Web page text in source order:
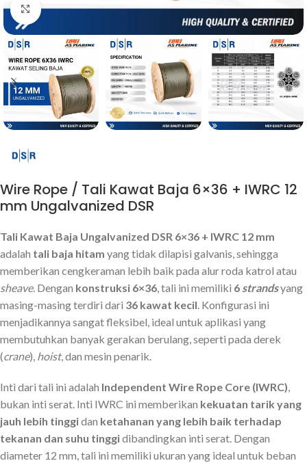
Click to enlarge
Wire Rope / Tali Kawat Baja 6×36 + IWRC 12
mm Ungalvanized DSR
Tali Kawat Baja Ungalvanized DSR 6×36 + IWRC 12 mm
adalah tali baja hitam yang tidak dilapisi galvanis, sehingga
memberikan cengkeraman lebih baik pada alur roda katrol atau
sheave. Dengan konstruksi 6×36, tali ini memiliki 6 strandsyang
masing-masing terdiri dari 36 kawat kecil. Konfigurasi ini
menjadikannya sangat fleksibel, ideal untuk aplikasi yang
membutuhkan banyak gerakan berulang, seperti pada derek
(crane), hoist, dan mesin penarik.
Inti dari tali ini adalah Independent Wire Rope Core (IWRC),
bukan inti serat. Inti IWRC ini memberikan kekuatan tarik yang
jauh lebih tinggidan ketahanan yang lebih baik terhadap
tekanan dan suhu tinggidibandingkan inti serat. Dengan
diameter 12 mm, tali ini memiliki ukuran yang ideal untuk beban